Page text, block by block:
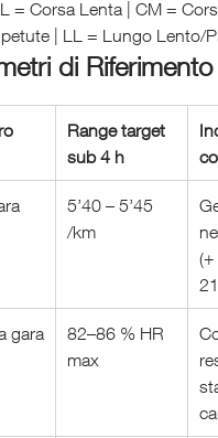
= Corsa Lenta | CM =
| LL = Lungo Lento/
di Riferimento
Range target
sub 4 h
5’40 – 5’45
/km
gara
82–86 % HR
max